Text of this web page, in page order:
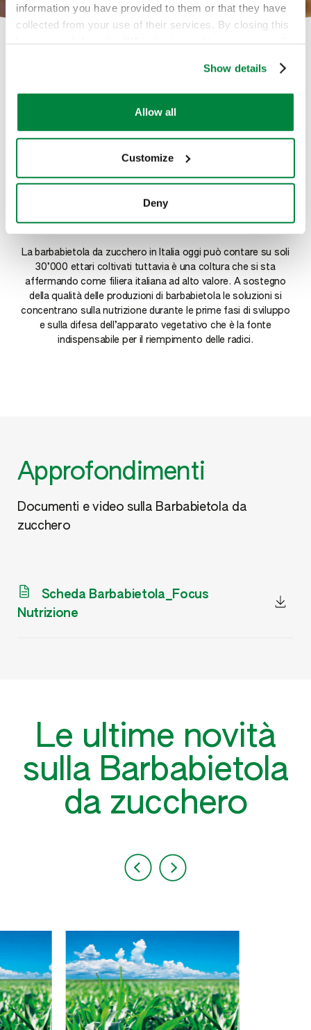
information you have provided to them or that they have
collected from your use of their services. By closing this
cookies or other strictly necessary tracking tools. For
more information, to manage your preferences, or to
exercise your rights under applicable privacy laws,
Show details
Allow all
Customize
Deny
la nostra priorità. Ogni
giorno siamo in campo e
troviamo le soluzioni più
innovative per raggiungere
insieme questo obiettivo.
La barbabietola da zucchero in Italia oggi può contare su soli
30’000 ettari coltivati tuttavia è una coltura che si sta
affermando come filiera italiana ad alto valore. A sostegno
della qualità delle produzioni di barbabietola le soluzioni si
concentrano sulla nutrizione durante le prime fasi di sviluppo
e sulla difesa dell’apparato vegetativo che è la fonte
indispensabile per il riempimento delle radici.
Approfondimenti
Documenti e video sulla Barbabietola da
zucchero
Scheda Barbabietola_Focus
Nutrizione
Le ultime novità
sulla Barbabietola
da zucchero